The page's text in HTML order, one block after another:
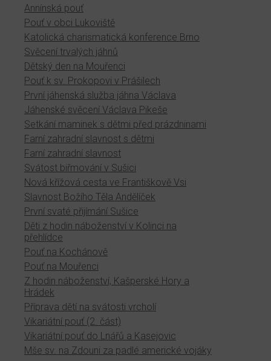
Annínská pouť
Pouť v obci Lukoviště
Katolická charismatická konference Brno
Svěcení trvalých jáhnů
Dětský den na Mouřenci
Pouť k sv. Prokopovi v Prášilech
První jáhenská služba jáhna Václava
Jáhenské svěcení Václava Pikeše
Setkání maminek s dětmi před prázdninami
Farní zahradní slavnost s dětmi
Farní zahradní slavnost
Svátost biřmování v Sušici
Nová křížová cesta ve Františkově Vsi
Slavnost Božího Těla Andělíček
První svaté přijímání Sušice
Děti z hodin náboženství v Kolinci na
přehlídce
Pouť na Kochánově
Pouť na Mouřenci
Z hodin náboženství, Kašperské Hory a
Hrádek
Příprava dětí na svátosti vrcholí
Vikariátní pouť (2. část)
Vikariátní pouť do Lnářů a Kasejovic
Mše sv. na Zdouni za padlé americké vojáky